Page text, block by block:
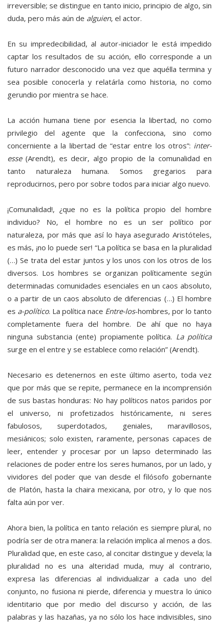
irreversible; se distingue en tanto inicio, principio de algo, sin
duda, pero más aún de alguien, el actor.
En su impredecibilidad, al autor-iniciador le está impedido
captar los resultados de su acción, ello corresponde a un
futuro narrador desconocido una vez que aquélla termina y
sea posible conocerla y relatárla como historia, no como
gerundio por mientra se hace.
La acción humana tiene por esencia la libertad, no como
privilegio del agente que la confecciona, sino como
concerniente a la libertad de “estar entre los otros”: inter-
esse(Arendt), es decir, algo propio de la comunalidad en
tanto naturaleza humana. Somos gregarios para
reproducirnos, pero por sobre todos para iniciar algo nuevo.
¡Comunalidad!, ¿que no es la política propio del hombre
individuo? No, el hombre no es un ser político por
naturaleza, por más que así lo haya asegurado Aristóteles,
es más, ¡no lo puede ser! “La política se basa en la pluralidad
(…) Se trata del estar juntos y los unos con los otros de los
diversos. Los hombres se organizan políticamente según
determinadas comunidades esenciales en un caos absoluto,
o a partir de un caos absoluto de diferencias (…) El hombre
es a-político. La política nace Entre-los-hombres, por lo tanto
completamente fuera del hombre. De ahí que no haya
ninguna substancia (ente) propiamente política. La política
surge en el entre y se establece como relación” (Arendt).
Necesario es detenernos en este último aserto, toda vez
que por más que se repite, permanece en la incomprensión
de sus bastas honduras: No hay políticos natos paridos por
el universo, ni profetizados históricamente, ni seres
fabulosos, superdotados, geniales, maravillosos,
mesiánicos; solo existen, raramente, personas capaces de
leer, entender y procesar por un lapso determinado las
relaciones de poder entre los seres humanos, por un lado, y
vividores del poder que van desde el filósofo gobernante
de Platón, hasta la chaira mexicana, por otro, y lo que nos
falta aún por ver.
Ahora bien, la política en tanto relación es siempre plural, no
podría ser de otra manera: la relación implica al menos a dos.
Pluralidad que, en este caso, al concitar distingue y devela; la
pluralidad no es una alteridad muda, muy al contrario,
expresa las diferencias al individualizar a cada uno del
conjunto, no fusiona ni pierde, diferencia y muestra lo único
identitario que por medio del discurso y acción, de las
palabras y las hazañas, ya no sólo los hace indivisibles, sino